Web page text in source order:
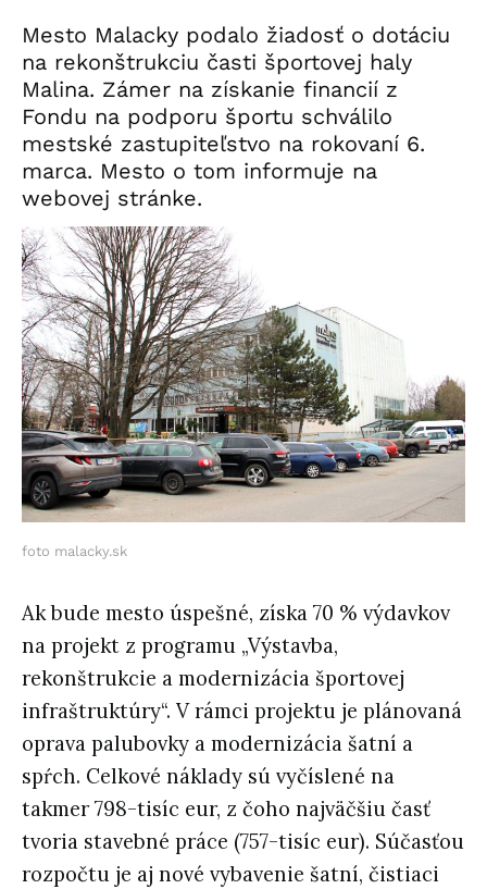
Mesto Malacky podalo žiadosť o dotáciu
na rekonštrukciu časti športovej haly
Malina. Zámer na získanie financií z
Fondu na podporu športu schválilo
mestské zastupiteľstvo na rokovaní 6.
marca. Mesto o tom informuje na
webovej stránke.
foto malacky.sk
Ak bude mesto úspešné, získa 70 % výdavkov
na projekt z programu „Výstavba,
rekonštrukcie a modernizácia športovej
infraštruktúry“. V rámci projektu je plánovaná
oprava palubovky a modernizácia šatní a
spŕch. Celkové náklady sú vyčíslené na
takmer 798-tisíc eur, z čoho najväčšiu časť
tvoria stavebné práce (757-tisíc eur). Súčasťou
rozpočtu je aj nové vybavenie šatní, čistiaci